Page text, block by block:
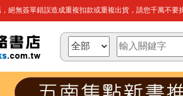
絕無簽單錯誤造成重複扣款或重複出貨，請您千萬不要